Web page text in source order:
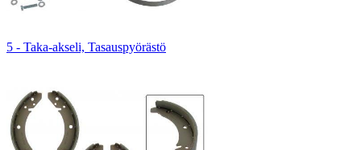
5 - Taka-akseli, Tasauspyörästö